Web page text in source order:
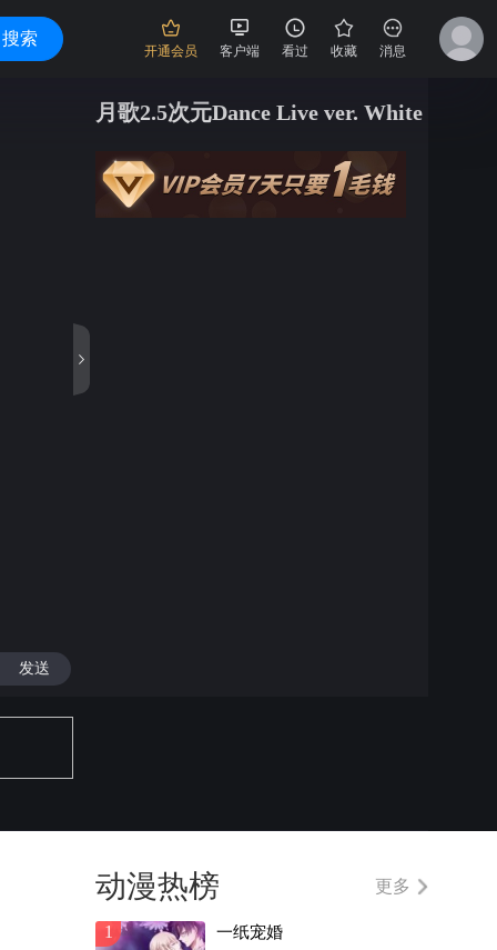
搜索
开通会员 客户端 看过 收藏 消息
发送
月歌2.5次元Dance Live ver. White
动漫热榜 更多
1 一纸宠婚